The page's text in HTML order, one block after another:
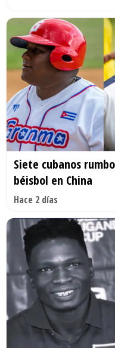
Siete cubanos
béisbol en China
Hace 2 días